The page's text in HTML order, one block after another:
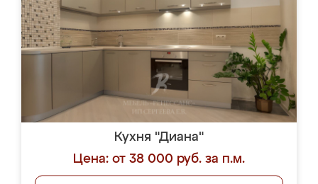
Кухня "Диана"
Цена: от 38 000 руб. за п.м.